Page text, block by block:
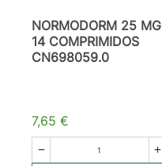
NORMODORM 25 MG
14 COMPRIMIDOS
CN698059.0
7,65 €
 